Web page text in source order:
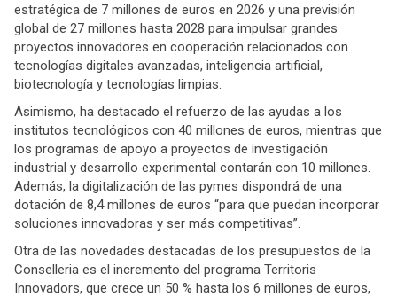
estratégica de 7 millones de euros en 2026 y una previsión
global de 27 millones hasta 2028 para impulsar grandes
proyectos innovadores en cooperación relacionados con
tecnologías digitales avanzadas, inteligencia artificial,
biotecnología y tecnologías limpias.
Asimismo, ha destacado el refuerzo de las ayudas a los
institutos tecnológicos con 40 millones de euros, mientras que
los programas de apoyo a proyectos de investigación
industrial y desarrollo experimental contarán con 10 millones.
Además, la digitalización de las pymes dispondrá de una
dotación de 8,4 millones de euros “para que puedan incorporar
soluciones innovadoras y ser más competitivas”.
Otra de las novedades destacadas de los presupuestos de la
Conselleria es el incremento del programa Territoris
Innovadors, que crece un 50 % hasta los 6 millones de euros,